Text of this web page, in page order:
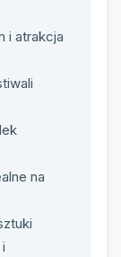
i atrakcja
na